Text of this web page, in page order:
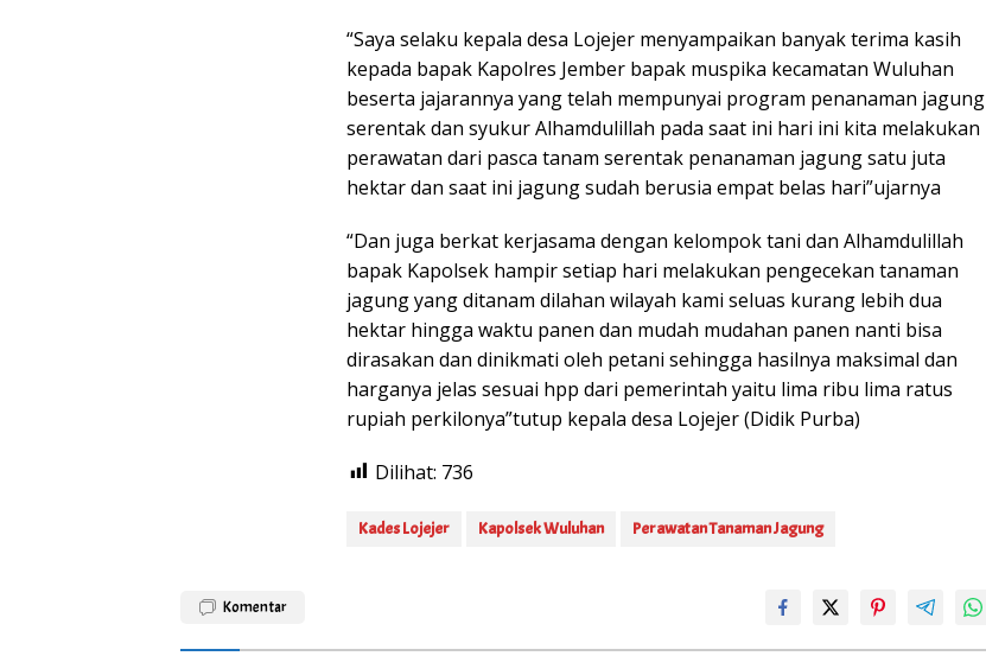
“Saya selaku kepala desa Lojejer menyampaikan banyak terima kasih
kepada bapak Kapolres Jember bapak muspika kecamatan Wuluhan
beserta jajarannya yang telah mempunyai program penanaman jagung
serentak dan syukur Alhamdulillah pada saat ini hari ini kita melakukan
perawatan dari pasca tanam serentak penanaman jagung satu juta
hektar dan saat ini jagung sudah berusia empat belas hari”ujarnya
“Dan juga berkat kerjasama dengan kelompok tani dan Alhamdulillah
bapak Kapolsek hampir setiap hari melakukan pengecekan tanaman
jagung yang ditanam dilahan wilayah kami seluas kurang lebih dua
hektar hingga waktu panen dan mudah mudahan panen nanti bisa
dirasakan dan dinikmati oleh petani sehingga hasilnya maksimal dan
harganya jelas sesuai hpp dari pemerintah yaitu lima ribu lima ratus
rupiah perkilonya”tutup kepala desa Lojejer (Didik Purba)
Dilihat: 736
Kades Lojejer Kapolsek Wuluhan Perawatan Tanaman Jagung
Komentar